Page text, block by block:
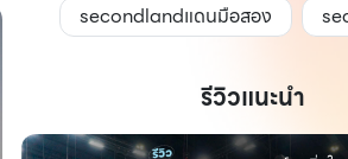
secondlandแดนมือสอง
รีวิวแนะนำ